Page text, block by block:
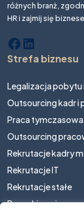
różnych branż,
HR i zajmij się
Strefa biznesu
Legalizacja pobytu
Outsourcing kadr i
Praca tymczasowa
Outsourcing
Rekrutacje kadry
Rekrutacje IT
Rekrutacje stałe
Pozyskiwanie